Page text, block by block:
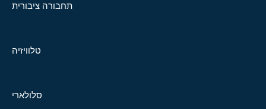
תחבורה ציבורית
טלוויזיה
סלולארי